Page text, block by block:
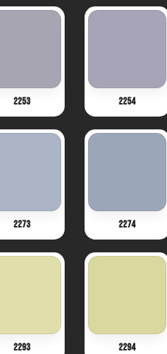
2253 2254
2273 2274
2293 2294